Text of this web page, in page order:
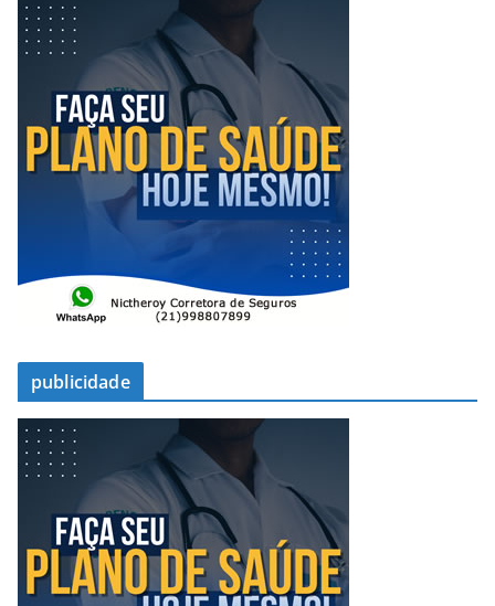
publicidade